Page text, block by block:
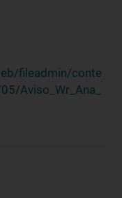
fileadmin/conte
Aviso_Wr_Ana_